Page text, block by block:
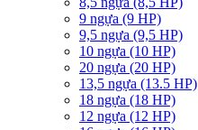
9 ngựa (9 HP)
9,5 ngựa (9,5 HP)
10 ngựa (10 HP)
20 ngựa (20 HP)
13,5 ngựa (13.5 HP)
18 ngựa (18 HP)
12 ngựa (12 HP)